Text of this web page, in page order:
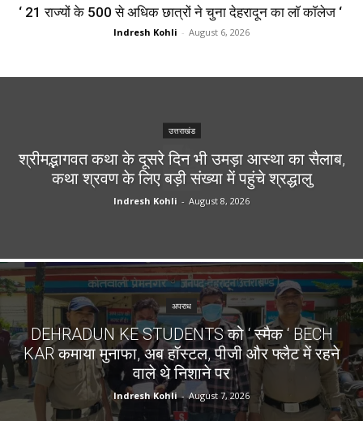
‘ 21 राज्यों के 500 से अधिक छात्रों ने चुना देहरादून का लाॅ काॅलेज ‘
Indresh Kohli - August 6, 2026
उत्तराखंड
श्रीमद्भागवत कथा के दूसरे दिन भी उमड़ा आस्था का सैलाब,
कथा श्रवण के लिए बड़ी संख्या में पहुंचे श्रद्धालु
Indresh Kohli - August 8, 2026
अपराध
DEHRADUN KE STUDENTS को ‘ स्मैक ‘ BECH
KAR कमाया मुनाफा, अब हॉस्टल, पीजी और फ्लैट में रहने
वाले थे निशाने पर
Indresh Kohli - August 7, 2026